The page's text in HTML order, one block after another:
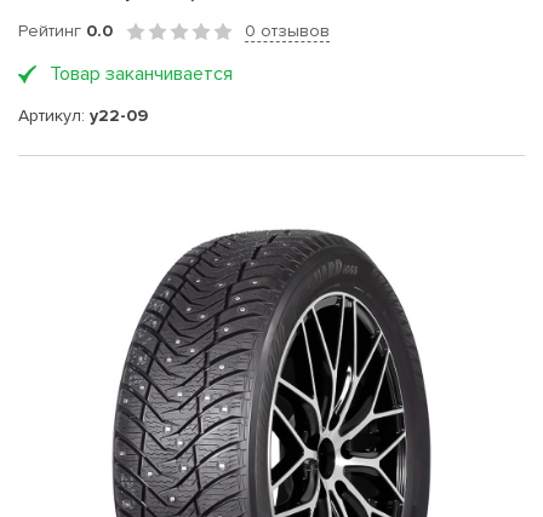
Рейтинг 0.0 0 отзывов
Товар заканчивается
Артикул: y22-09